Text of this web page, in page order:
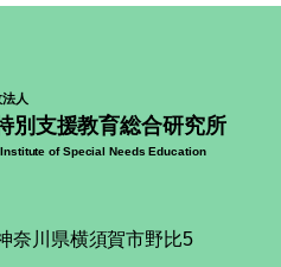
人
別支援教育総合研究所
of Special Needs Education
奈川県横須賀市野比5